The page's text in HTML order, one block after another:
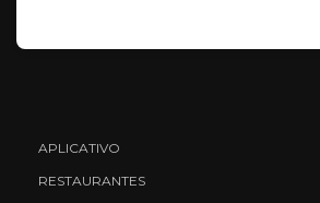
APLICATIVO
RESTAURANTES